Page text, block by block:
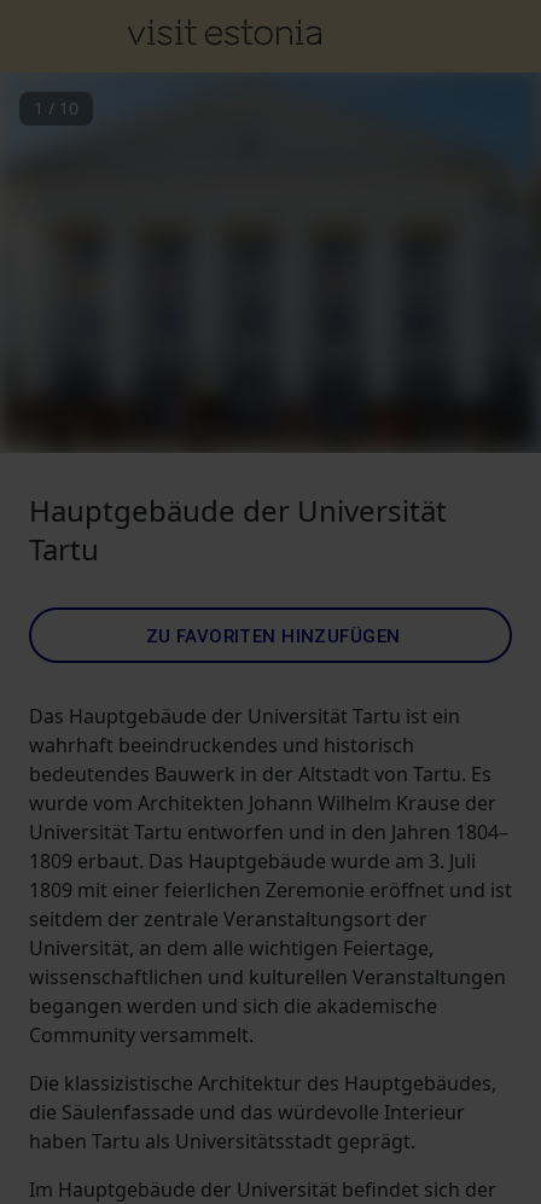
1 / 10
Hauptgebäude der Universität
Tartu
ZU FAVORITEN HINZUFÜGEN
Das Hauptgebäude der Universität Tartu ist ein
wahrhaft beeindruckendes und historisch
bedeutendes Bauwerk in der Altstadt von Tartu. Es
wurde vom Architekten Johann Wilhelm Krause der
Universität Tartu entworfen und in den Jahren 1804–
1809 erbaut. Das Hauptgebäude wurde am 3. Juli
1809 mit einer feierlichen Zeremonie eröffnet und ist
seitdem der zentrale Veranstaltungsort der
Universität, an dem alle wichtigen Feiertage,
wissenschaftlichen und kulturellen Veranstaltungen
begangen werden und sich die akademische
Community versammelt.
Die klassizistische Architektur des Hauptgebäudes,
die Säulenfassade und das würdevolle Interieur
haben Tartu als Universitätsstadt geprägt.
Im Hauptgebäude der Universität befindet sich der